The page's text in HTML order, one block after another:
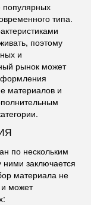
популярных
типа.
поэтому
и
рынок может
материалов и
по нескольким
заключается
материала не
и может